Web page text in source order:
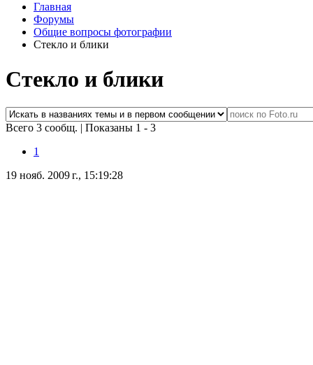
Главная
Форумы
Общие вопросы фотографии
Стекло и блики
Стекло и блики
Всего 3 сообщ. | Показаны 1 - 3
1
19 нояб. 2009 г., 15:19:28